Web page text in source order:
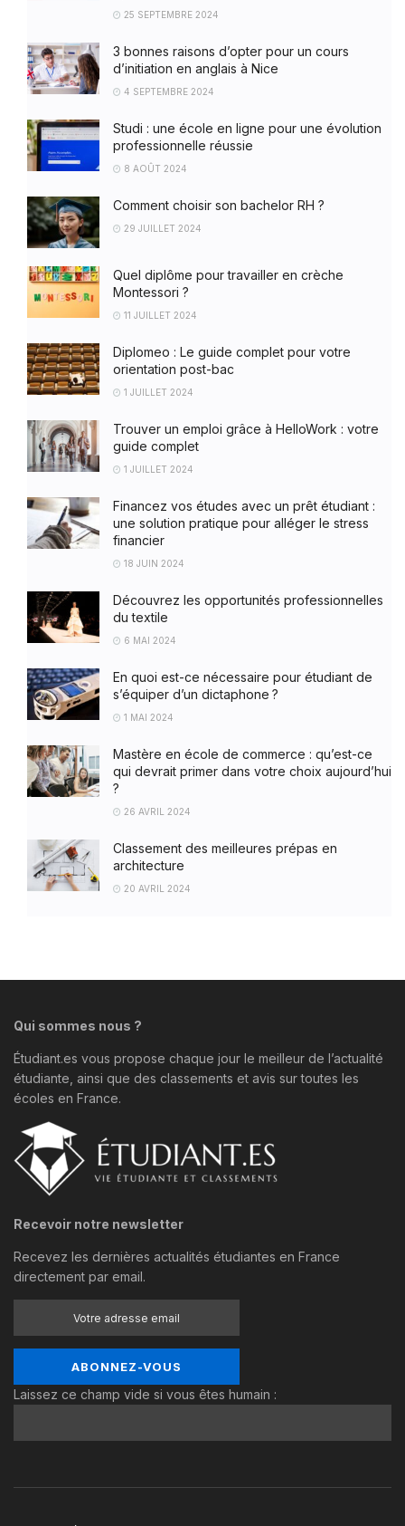
25 SEPTEMBRE 2024
3 bonnes raisons d’opter pour un cours
d’initiation en anglais à Nice
4 SEPTEMBRE 2024
Studi : une école en ligne pour une évolution
professionnelle réussie
8 AOÛT 2024
Comment choisir son bachelor RH ?
29 JUILLET 2024
Quel diplôme pour travailler en crèche
Montessori ?
11 JUILLET 2024
Diplomeo : Le guide complet pour votre
orientation post-bac
1 JUILLET 2024
Trouver un emploi grâce à HelloWork : votre
guide complet
1 JUILLET 2024
Financez vos études avec un prêt étudiant :
une solution pratique pour alléger le stress
financier
18 JUIN 2024
Découvrez les opportunités professionnelles
du textile
6 MAI 2024
En quoi est-ce nécessaire pour étudiant de
s’équiper d’un dictaphone ?
1 MAI 2024
Mastère en école de commerce : qu’est-ce
qui devrait primer dans votre choix aujourd’hui
?
26 AVRIL 2024
Classement des meilleures prépas en
architecture
20 AVRIL 2024
Qui sommes nous ?
Étudiant.es vous propose chaque jour le meilleur de l’actualité
étudiante, ainsi que des classements et avis sur toutes les
écoles en France.
Recevoir notre newsletter
Recevez les dernières actualités étudiantes en France
directement par email.
Laissez ce champ vide si vous êtes humain :